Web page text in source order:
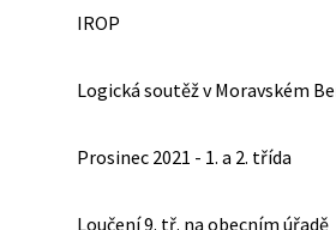
IROP
Logická soutěž v Moravském
Prosinec 2021 - 1. a 2. třída
Loučení 9. tř. na obecním úřadě